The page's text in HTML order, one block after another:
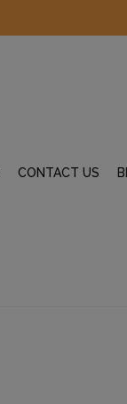
CONTACT US